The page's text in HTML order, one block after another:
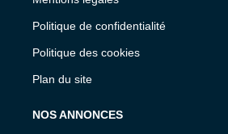
Politique de confidentialité
Politique des cookies
Plan du site
NOS ANNONCES